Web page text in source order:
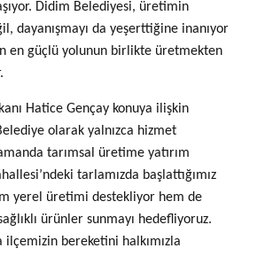
Didim Belediyesi, üretimin
dayanışmayı da yeşerttiğine inanıyor
en güçlü yolunun birlikte üretmekten
Hatice Gençay konuya ilişkin
olarak yalnızca hizmet
tarımsal üretime yatırım
tarlamızda başlattığımız
yerel üretimi destekliyor hem de
ürünler sunmayı hedefliyoruz.
ilçemizin bereketini halkımızla